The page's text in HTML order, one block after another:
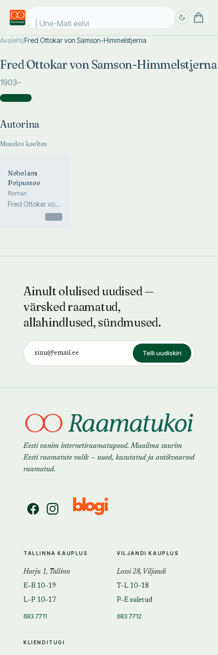
Une-Mati eelviim
Avaleht/Fred Ottokar von Samson-Himmelstjerna
Fred Ottokar von Samson-Himmelstjerna
1903–
Autorina )
Autorina
Muudes keeltes
Nebel am
Peipussee
Roman
Fred Ottokar von
Himmelstjerna
Ainult olulised uudised —
värsked raamatud,
allahindlused, sündmused.
Telli uudiskiri
Eesti vanim internetiraamatupood. Maailma suurim
Eesti raamatute valik — uued, kasutatud ja antikvaarsed
raamatud.
KLIENDITUGI
TALLINNA KAUPLUS
Harju 1, Tallinn
E–R 10–19
L–P 10–17
683 7711
VILJANDI KAUPLUS
Lossi 28, Viljandi
T–L 10–18
P–E suletud
683 7712
otsing
otsing